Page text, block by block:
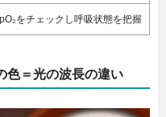
をチェックし呼吸状態を把握
色＝光の波長の違い